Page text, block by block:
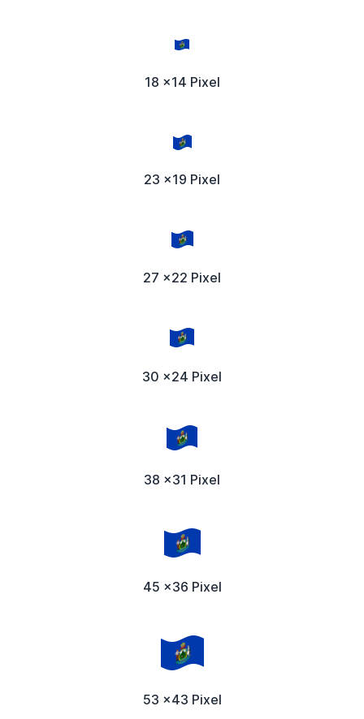
18 x14 Pixel
23 x19 Pixel
27 x22 Pixel
30 x24 Pixel
38 x31 Pixel
45 x36 Pixel
53 x43 Pixel